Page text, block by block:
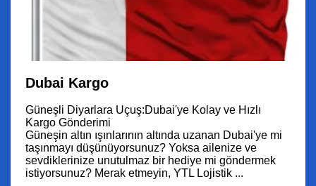
Dubai Kargo
Güneşli Diyarlara Uçuş:Dubai'ye Kolay ve Hızlı
Kargo Gönderimi
Güneşin altın ışınlarının altında uzanan Dubai'ye mi
taşınmayı düşünüyorsunuz? Yoksa ailenize ve
sevdiklerinize unutulmaz bir hediye mi göndermek
istiyorsunuz? Merak etmeyin, YTL Lojistik ...